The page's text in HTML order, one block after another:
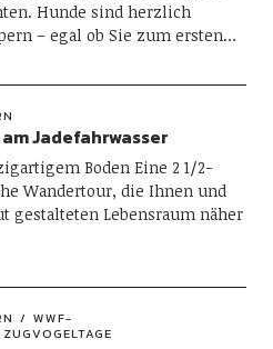
Hunde sind herzlich
– egal ob Sie zum ersten…
Jadefahrwasser
Boden Eine 2 1/2-
Wandertour, die Ihnen und
gestalteten Lebensraum näher
WWF-
ZUGVOGELTAGE